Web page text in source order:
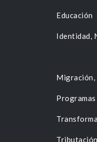
Educación
Identidad,
Migración,
Tributación